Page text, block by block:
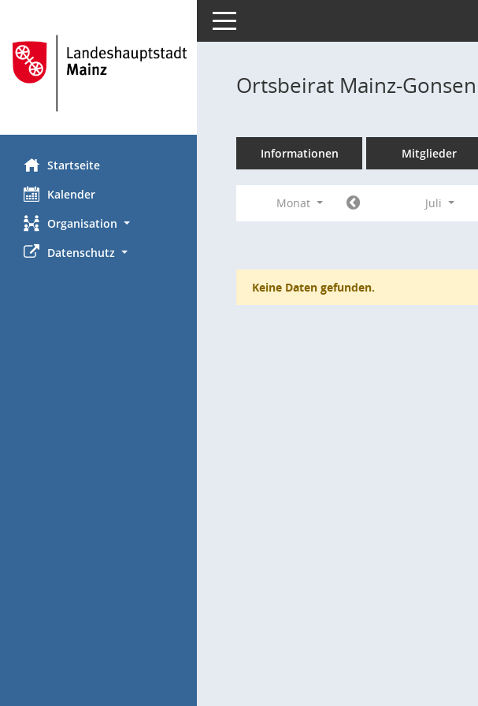
Startseite
Kalender
Organisation
Datenschutz
Toggle navigation
Ortsbeirat Mainz-
Informationen Mitglieder
Monat Juli
Keine Daten gefunden.